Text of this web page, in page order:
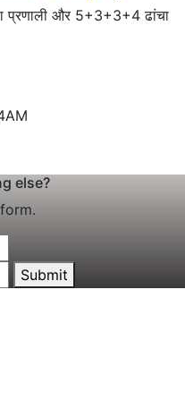
प्रणाली और 5+3+3+4 ढांचा
else?
Submit